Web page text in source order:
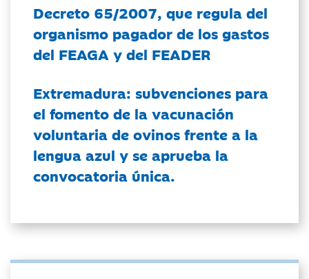
Decreto 65/2007, que regula del
organismo pagador de los gastos
del FEAGA y del FEADER
Extremadura: subvenciones para
el fomento de la vacunación
voluntaria de ovinos frente a la
lengua azul y se aprueba la
convocatoria única.